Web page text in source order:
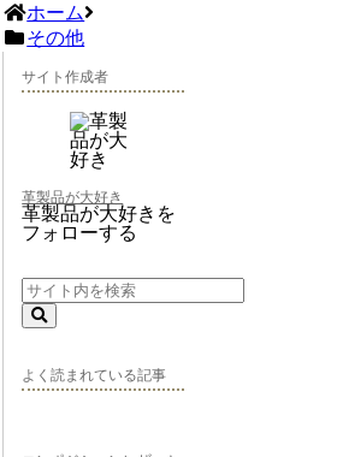
ホーム
その他
サイト作成者
革製品が大好き
革製品が大好きを
フォローする
よく読まれている記事